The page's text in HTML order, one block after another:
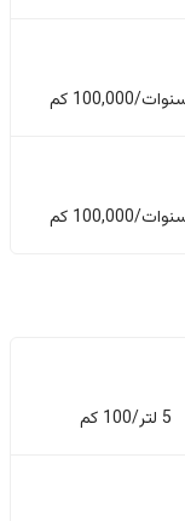
5 لتر/100 كم